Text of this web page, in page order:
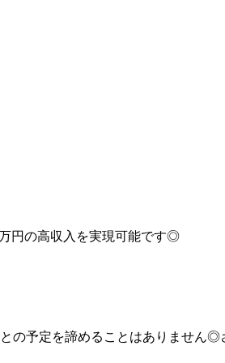
円の高収入を実現可能です◎
の予定を諦めることはありません◎